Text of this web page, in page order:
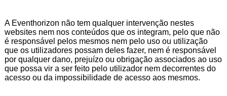
A Eventhorizon não tem qualquer intervenção nestes
websites nem nos conteúdos que os integram, pelo que não
é responsável pelos mesmos nem pelo uso ou utilização
que os utilizadores possam deles fazer, nem é responsável
por qualquer dano, prejuízo ou obrigação associados ao uso
que possa vir a ser feito pelo utilizador nem decorrentes do
acesso ou da impossibilidade de acesso aos mesmos.